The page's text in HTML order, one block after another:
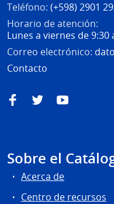
Teléfono: (+598) 2901
Horario de atención:
Lunes a viernes de 9:30
Correo electrónico:
Contacto
FacebookTwitterYouTube
Sobre el
Acerca de
Centro de recursos